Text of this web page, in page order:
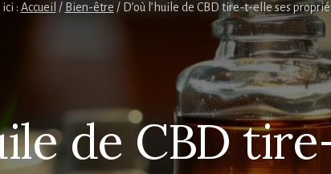
: Accueil / Bien-être /D’où l’huile de CBD tire-t-elle ses
de CBD